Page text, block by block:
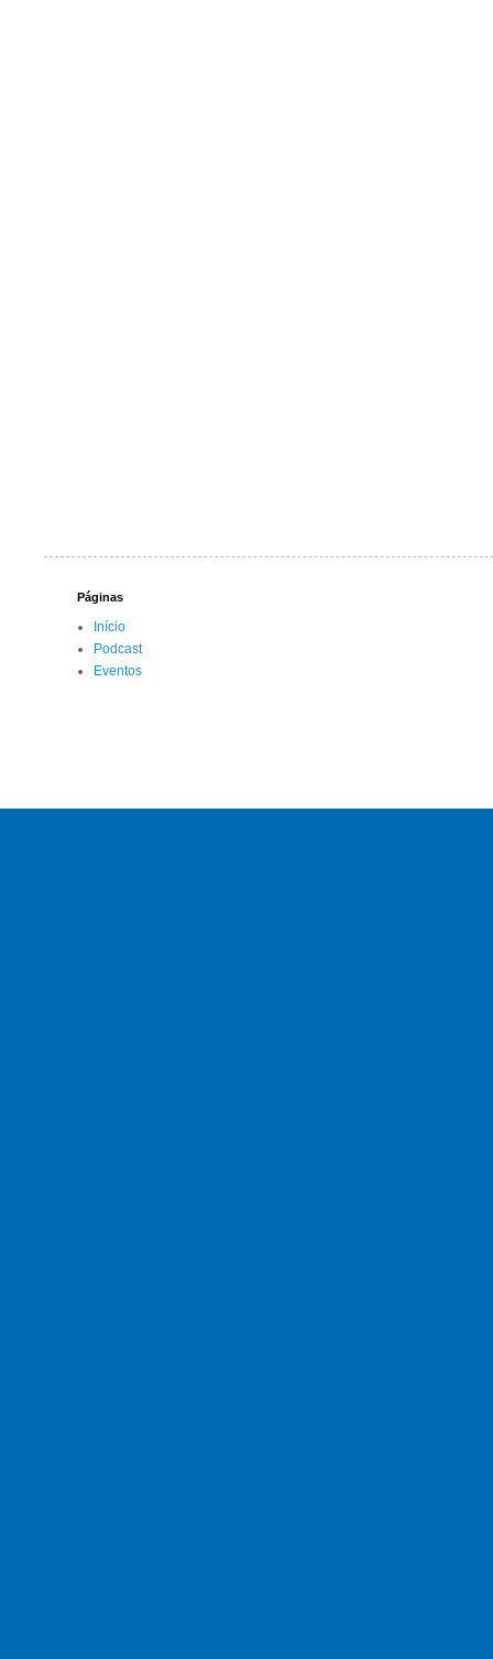
Páginas
Início
Podcast
Eventos